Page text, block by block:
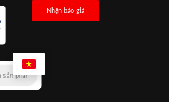
Nhận báo giá